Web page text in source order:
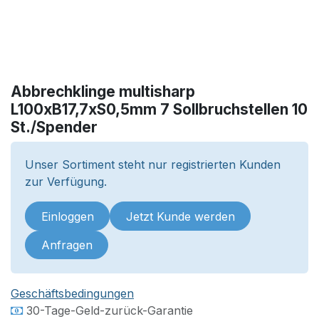
Abbrechklinge multisharp
L100xB17,7xS0,5mm 7 Sollbruchstellen 10
St./Spender
Unser Sortiment steht nur registrierten Kunden
zur Verfügung.
Einloggen Jetzt Kunde werden
Anfragen
Geschäftsbedingungen
30-Tage-Geld-zurück-Garantie